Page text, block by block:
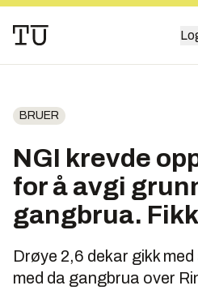
BRUER
NGI krevde
for å avgi
gangbrua.
Drøye 2,6 dekar gikk
med da gangbrua over